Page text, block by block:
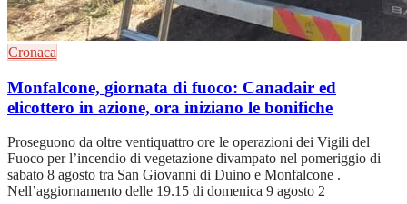
Cronaca
Monfalcone, giornata di fuoco: Canadair ed
elicottero in azione, ora iniziano le bonifiche
Proseguono da oltre ventiquattro ore le operazioni dei Vigili del
Fuoco per l’incendio di vegetazione divampato nel pomeriggio di
sabato 8 agosto tra San Giovanni di Duino e Monfalcone .
Nell’aggiornamento delle 19.15 di domenica 9 agosto 2